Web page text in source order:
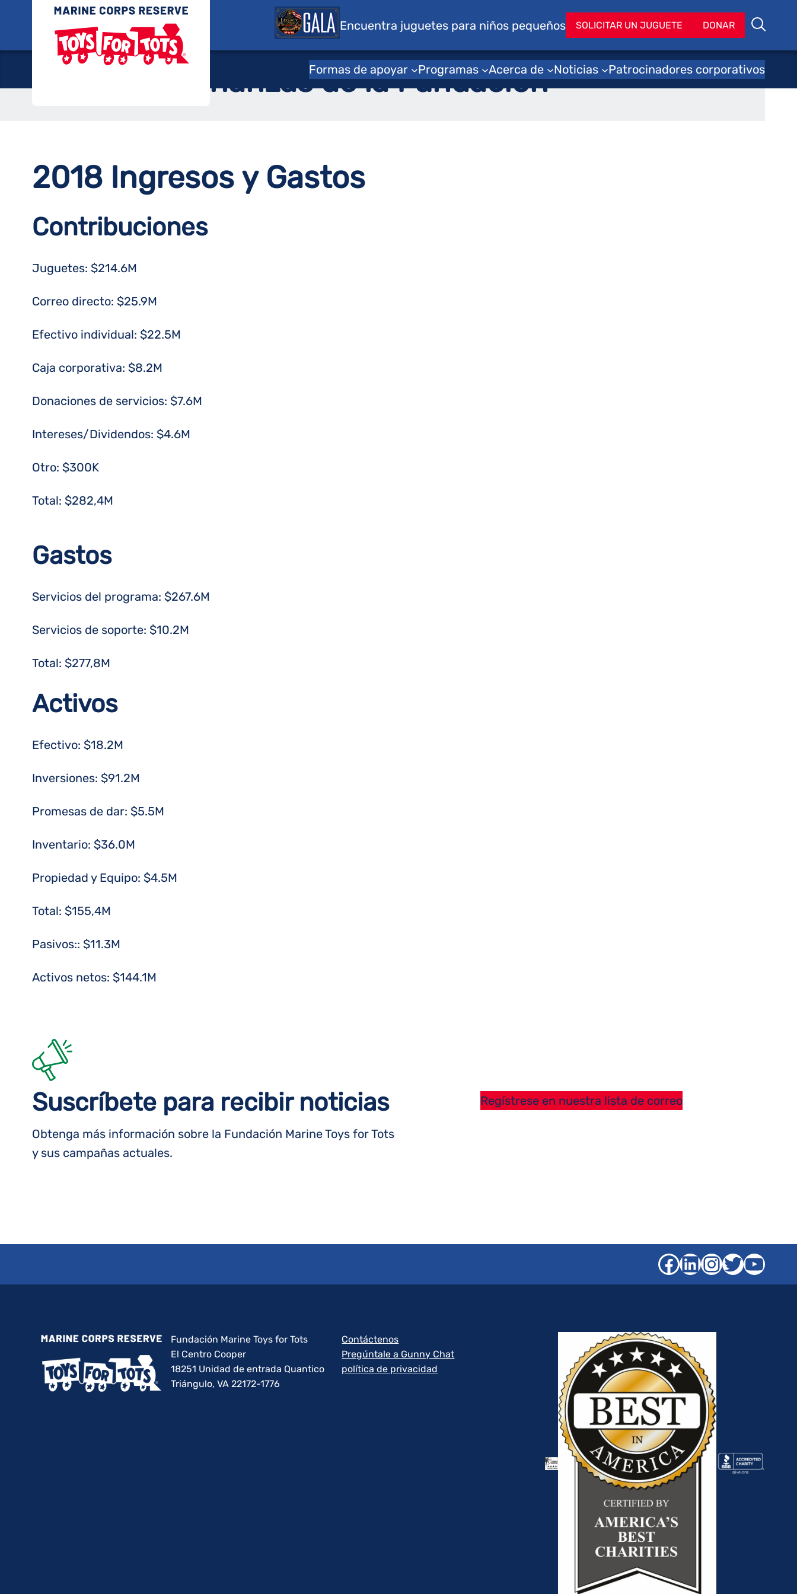
contenido
Juguetes para niños
Encuentra juguetes para niños pequeños
SOLICITAR UN JUGUETE DONAR
Buscar
Formas de apoyar Programas Acerca de Noticias Patrocinadores corporativos
Finanzas de la Fundación
2018 Ingresos y Gastos
Contribuciones
Juguetes: $214.6M
Correo directo: $25.9M
Efectivo individual: $22.5M
Caja corporativa: $8.2M
Donaciones de servicios: $7.6M
Intereses/Dividendos: $4.6M
Otro: $300K
Total: $282,4M
Gastos
Servicios del programa: $267.6M
Servicios de soporte: $10.2M
Total: $277,8M
Activos
Efectivo: $18.2M
Inversiones: $91.2M
Promesas de dar: $5.5M
Inventario: $36.0M
Propiedad y Equipo: $4.5M
Total: $155,4M
Pasivos:: $11.3M
Activos netos: $144.1M
Suscríbete para recibir noticias
Obtenga más información sobre la Fundación Marine Toys for Tots
y sus campañas actuales.
Regístrese en nuestra lista de correo
Facebook
LinkedIn
Gorjeo
Fundación Marine Toys for Tots
El Centro Cooper
18251 Unidad de entrada Quantico
Triángulo, VA 22172-1776
Contáctenos
Pregúntale a Gunny Chat
política de privacidad